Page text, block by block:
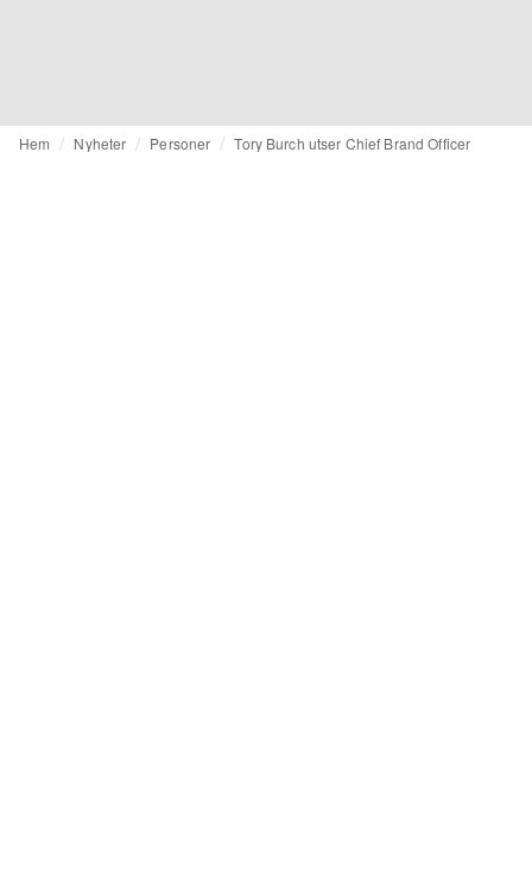
Hem Nyheter Personer Tory Burch utser Chief Brand Officer